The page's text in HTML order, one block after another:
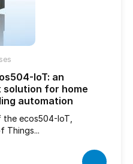
IoT: an
solution for home
automation
ecos504-IoT,
Things...